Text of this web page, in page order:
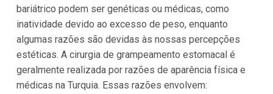
bariátrico podem ser genéticas ou médicas, como
inatividade devido ao excesso de peso, enquanto
algumas razões são devidas às nossas percepções
estéticas. A cirurgia de grampeamento estomacal é
geralmente realizada por razões de aparência física e
médicas na Turquia. Essas razões envolvem: